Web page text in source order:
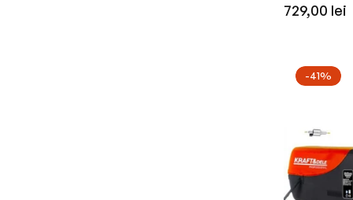
Preț
729,00 lei
-41%